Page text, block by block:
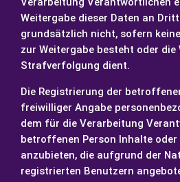
Weitergabe dieser Daten an
grundsätzlich nicht, sofern
zur Weitergabe besteht oder die
Strafverfolgung dient.
Die Registrierung der
freiwilliger Angabe
dem für die Verarbeitung
betroffenen Person Inhalte oder
anzubieten, die aufgrund der
registrierten Benutzern